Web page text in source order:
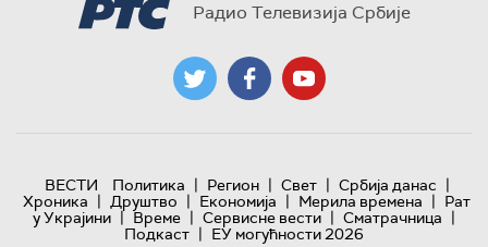
Радио Телевизија Србије
ВЕСТИ Политика | Регион | Свет | Србија данас |
Хроника | Друштво | Економија | Мерила времена | Рат
у Украјини | Време | Сервисне вести | Сматрачница |
Подкаст | ЕУ могућности 2026